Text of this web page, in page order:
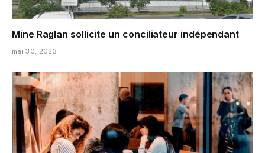
Mine Raglan sollicite un conciliateur indépendant
mai 30, 2023